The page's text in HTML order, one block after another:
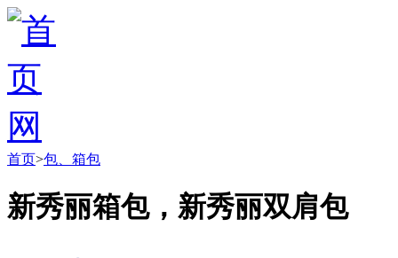
首页>包、箱包
新秀丽箱包，新秀丽双肩包